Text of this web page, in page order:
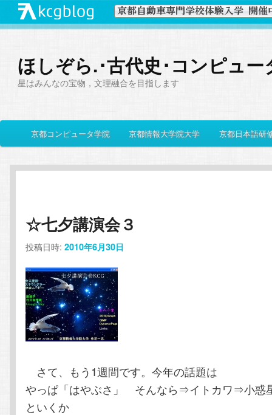
ほしぞら.･古代史･コンピュー
星はみんなの宝物，文理融合を目指します
イ
メ
イ
コ
ン
テ
ン
ツ
へ
移
サ
ブ
ン
テ
ン
ツ
へ
移
動
京都コンピュータ学院 京都情報大学院大学 京都日本語研
☆七夕講演会３
投稿日時:2010年6月30日
さて、もう1週間です。今年の話題は
やっぱ「はやぶさ」 そんなら⇒イトカワ⇒小惑
といくか